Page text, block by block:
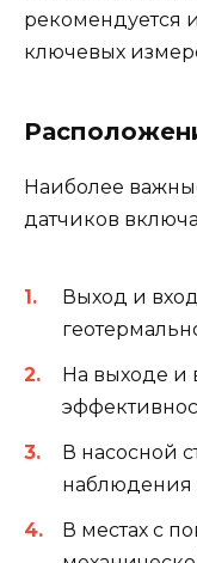
рекомендуется
ключевых
Наиболее
датчиков
Выход и
На выходе и
В насосной
наблюдения
В местах с